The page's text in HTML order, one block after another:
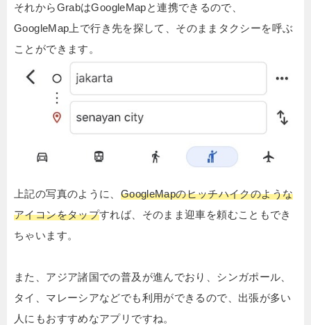
それからGrabはGoogleMapと連携できるので、
GoogleMap上で行き先を探して、そのままタクシーを呼ぶ
ことができます。
上記の写真のように、 GoogleMapのヒッチハイクのような
アイコンをタップすれば、そのまま迎車を頼むこともでき
ちゃいます。
また、アジア諸国での普及が進んでおり、シンガポール、
タイ、マレーシアなどでも利用ができるので、出張が多い
人にもおすすめなアプリですね。